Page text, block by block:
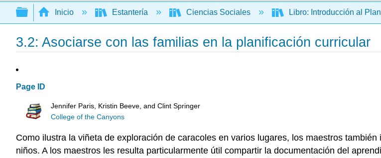
Buscar
Expandir/contraer jerarquía global
Inicio Estantería Ciencias Sociales Libro: Introducción al
3.2: Asociarse con las familias en la planificación curricular
Page ID
Jennifer Paris, Kristin Beeve, and Clint Springer
College of the Canyons
Como ilustra la viñeta de exploración de caracoles en varios lugares, los maestros
niños. A los maestros les resulta particularmente útil compartir la documentación del